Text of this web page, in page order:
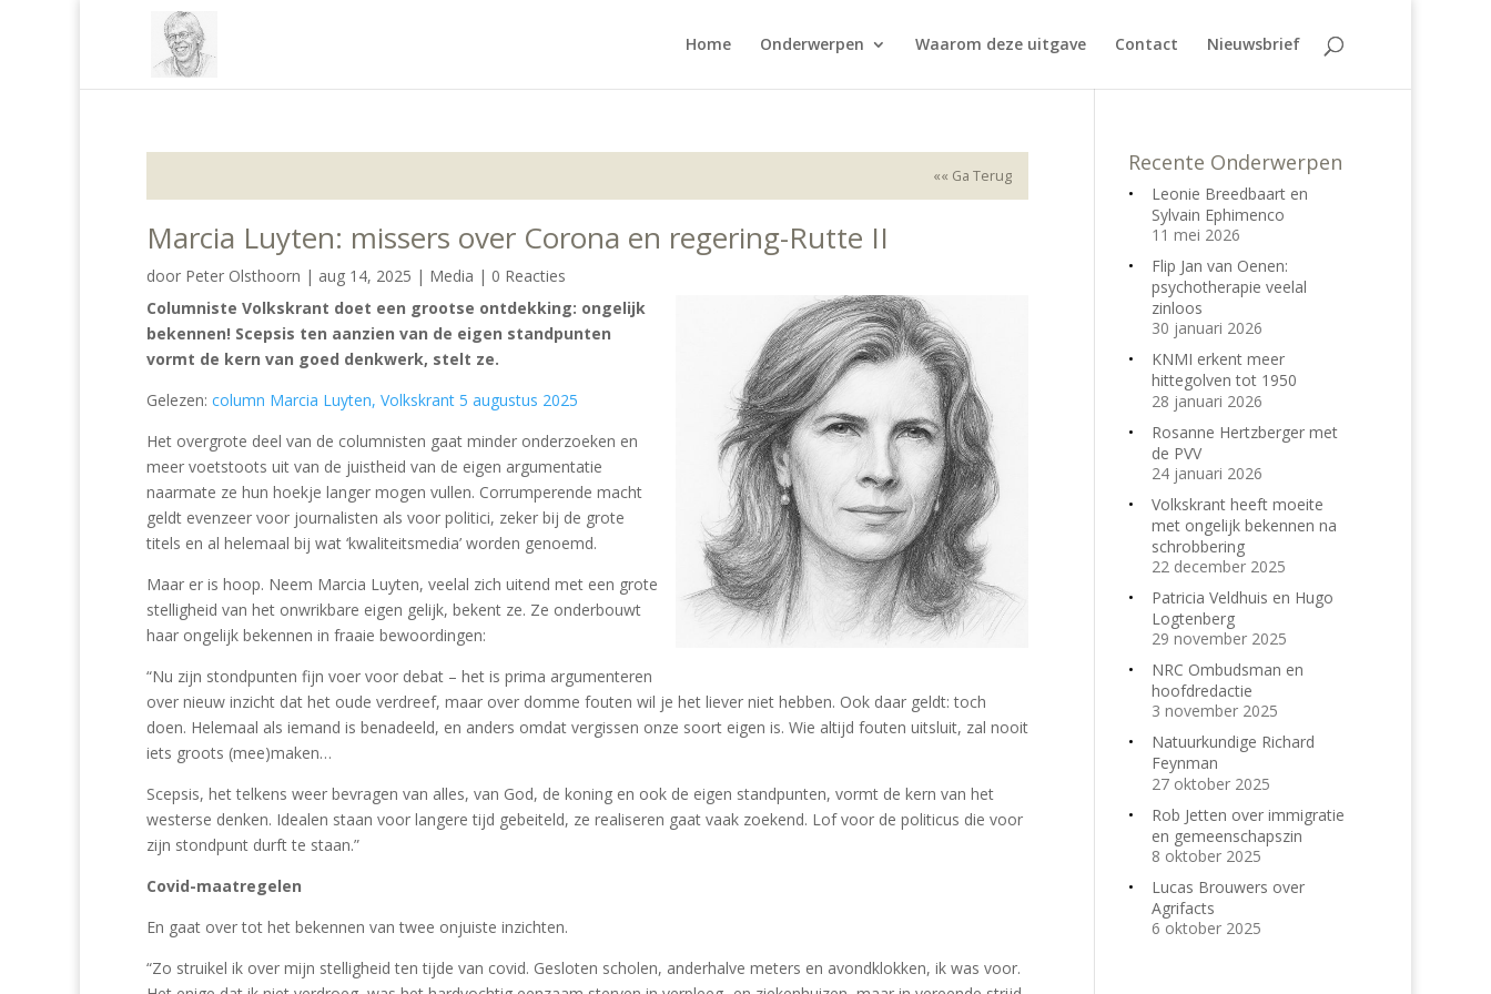
Home Onderwerpen Waarom deze uitgave Contact Nieuwsbrief
«« Ga Terug
Marcia Luyten: missers over Corona en regering-Rutte II
door Peter Olsthoorn | aug 14, 2025 | Media | 0 Reacties
Columniste Volkskrant doet een grootse ontdekking: ongelijk
bekennen! Scepsis ten aanzien van de eigen standpunten
vormt de kern van goed denkwerk, stelt ze.
Gelezen: column Marcia Luyten, Volkskrant 5 augustus 2025
Het overgrote deel van de columnisten gaat minder onderzoeken en
meer voetstoots uit van de juistheid van de eigen argumentatie
naarmate ze hun hoekje langer mogen vullen. Corrumperende macht
geldt evenzeer voor journalisten als voor politici, zeker bij de grote
titels en al helemaal bij wat ‘kwaliteitsmedia’ worden genoemd.
Maar er is hoop. Neem Marcia Luyten, veelal zich uitend met een grote
stelligheid van het onwrikbare eigen gelijk, bekent ze. Ze onderbouwt
haar ongelijk bekennen in fraaie bewoordingen:
“Nu zijn stondpunten fijn voer voor debat – het is prima argumenteren
over nieuw inzicht dat het oude verdreef, maar over domme fouten wil je het liever niet hebben. Ook daar geldt: toch
doen. Helemaal als iemand is benadeeld, en anders omdat vergissen onze soort eigen is. Wie altijd fouten uitsluit, zal nooit
iets groots (mee)maken…
Scepsis, het telkens weer bevragen van alles, van God, de koning en ook de eigen standpunten, vormt de kern van het
westerse denken. Idealen staan voor langere tijd gebeiteld, ze realiseren gaat vaak zoekend. Lof voor de politicus die voor
zijn stondpunt durft te staan.”
Covid-maatregelen
En gaat over tot het bekennen van twee onjuiste inzichten.
“Zo struikel ik over mijn stelligheid ten tijde van covid. Gesloten scholen, anderhalve meters en avondklokken, ik was voor.
Recente Onderwerpen
Leonie Breedbaart en
Sylvain Ephimenco
11 mei 2026
Flip Jan van Oenen:
psychotherapie veelal
zinloos
30 januari 2026
KNMI erkent meer
hittegolven tot 1950
28 januari 2026
Rosanne Hertzberger met
de PVV
24 januari 2026
Volkskrant heeft moeite
met ongelijk bekennen na
schrobbering
22 december 2025
Patricia Veldhuis en Hugo
Logtenberg
29 november 2025
NRC Ombudsman en
hoofdredactie
3 november 2025
Natuurkundige Richard
Feynman
27 oktober 2025
Rob Jetten over immigratie
en gemeenschapszin
8 oktober 2025
Lucas Brouwers over
Agrifacts
6 oktober 2025